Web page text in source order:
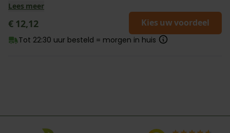
Lees meer
€ 12,12 Kies uw voordeel
Tot 22:30 uur besteld = morgen in huis